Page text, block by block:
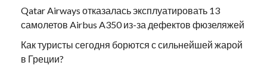
Qatar Airways отказалась эксплуатировать 13
самолетов Airbus A350 из-за дефектов фюзеляжей
Как туристы сегодня борются с сильнейшей жарой
в Греции?